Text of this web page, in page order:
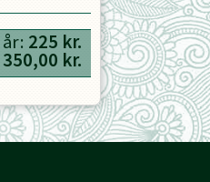
år: 225 kr.
350,00 kr.